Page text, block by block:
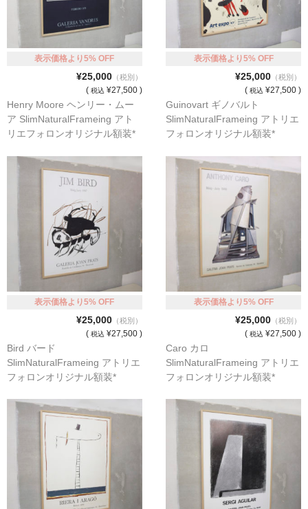
猫・ねこ・ネコ
額装品
アンリ・マティス額装
カッズミイダ×手塚治虫額装
スペイン製アートポスター額装
フランス製モノクロフォト額装
Classic Pooh額装
お買物ガイド
額縁の仕様
支払方法・送料・納期
よくあるご質問
お問い合わせフォーム
メンバー
カート
ショップ
表示価格より5% OFF
¥25,000（税別）
( 税込 ¥27,500 )
Henry Moore ヘンリー・ムー
ア SlimNaturalFrameing アト
リエフォロンオリジナル額装*
表示価格より5% OFF
¥25,000（税別）
( 税込 ¥27,500 )
Guinovart ギノバルト
SlimNaturalFrameing アトリエ
フォロンオリジナル額装*
表示価格より5% OFF
¥25,000（税別）
( 税込 ¥27,500 )
Bird バード
SlimNaturalFrameing アトリエ
フォロンオリジナル額装*
表示価格より5% OFF
¥25,000（税別）
( 税込 ¥27,500 )
Caro カロ
SlimNaturalFrameing アトリエ
フォロンオリジナル額装*